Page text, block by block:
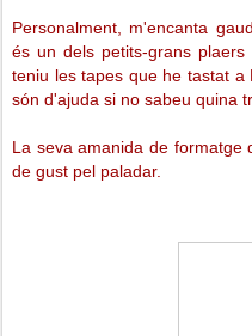
Personalment, m'encanta
és un dels petits-grans
teniu les tapes que he tastat a
són d'ajuda si no sabeu quina
La seva amanida de formatge
de gust pel paladar.